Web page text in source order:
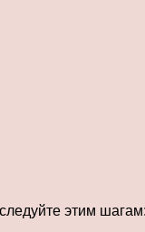
этим шагам: